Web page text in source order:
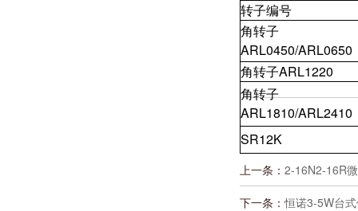
转子编号
角转子
ARL0450/ARL0650
角转子ARL1220
角转子
ARL1810/ARL2410
SR12K
上一条： 2-16N2-16R
下一条：恒诺3-5W台